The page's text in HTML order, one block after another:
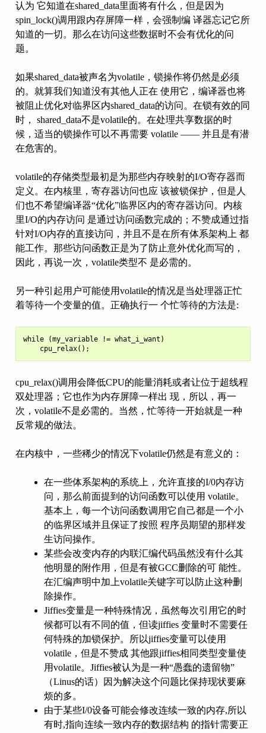
认为 它知道在shared_data里面将有什么，但是因为
spin_lock()调用跟内存屏障一样，会强制编 译器忘记它所
知道的一切。那么在访问这些数据时不会有优化的问
题。
如果shared_data被声名为volatile，锁操作将仍然是必须
的。就算我们知道没有其他人正在 使用它，编译器也将
被阻止优化对临界区内shared_data的访问。在锁有效的同
时， shared_data不是volatile的。在处理共享数据的时
候，适当的锁操作可以不再需要 volatile —— 并且是有潜
在危害的。
volatile的存储类型最初是为那些内存映射的I/O寄存器而
定义。在内核里，寄存器访问也应 该被锁保护，但是人
们也不希望编译器“优化”临界区内的寄存器访问。内核
里I/O的内存访问 是通过访问函数完成的；不赞成通过指
针对I/O内存的直接访问，并且不是在所有体系架构上 都
能工作。那些访问函数正是为了防止意外优化而写的，
因此，再说一次，volatile类型不 是必需的。
另一种引起用户可能使用volatile的情况是当处理器正忙
着等待一个变量的值。正确执行一 个忙等待的方法是:
while (my_variable != what_i_want)
cpu_relax()调用会降低CPU的能量消耗或者让位于超线程
双处理器；它也作为内存屏障一样出 现，所以，再一
次，volatile不是必需的。当然，忙等待一开始就是一种
反常规的做法。
在内核中，一些稀少的情况下volatile仍然是有意义的：
在一些体系架构的系统上，允许直接的I/0内存访
问，那么前面提到的访问函数可以使用 volatile。
基本上，每一个访问函数调用它自己都是一个小
的临界区域并且保证了按照 程序员期望的那样发
生访问操作。
某些会改变内存的内联汇编代码虽然没有什么其
他明显的附作用，但是有被GCC删除的可 能性。
在汇编声明中加上volatile关键字可以防止这种删
除操作。
Jiffies变量是一种特殊情况，虽然每次引用它的时
候都可以有不同的值，但读jiffies 变量时不需要任
何特殊的加锁保护。所以jiffies变量可以使用
volatile，但是不赞成 其他跟jiffies相同类型变量使
用volatile。Jiffies被认为是一种“愚蠢的遗留物”
（Linus的话）因为解决这个问题比保持现状要麻
烦的多。
由于某些I/0设备可能会修改连续一致的内存,所以
有时,指向连续一致内存的数据结构 的指针需要正